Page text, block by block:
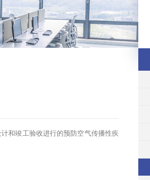
和竣工验收进行的预防空气传播性疾